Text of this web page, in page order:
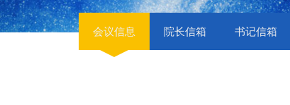
会议信息 院长信箱 书记信箱